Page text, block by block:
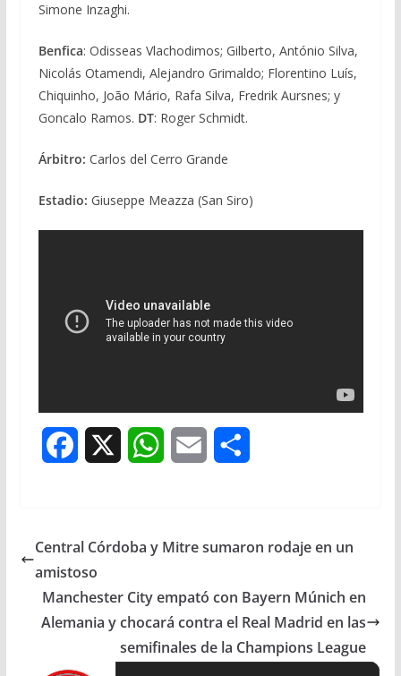
Simone Inzaghi.
Benfica: Odisseas Vlachodimos; Gilberto, António Silva,
Nicolás Otamendi, Alejandro Grimaldo; Florentino Luís,
Chiquinho, João Mário, Rafa Silva, Fredrik Aursnes; y
Goncalo Ramos. DT: Roger Schmidt.
Árbitro: Carlos del Cerro Grande
Estadio: Giuseppe Meazza (San Siro)
e
b
o
W
t
A
p
i
l
r
e
Central Córdoba y Mitre sumaron rodaje en un
amistoso
Manchester City empató con Bayern Múnich en
Alemania y chocará contra el Real Madrid en las
semifinales de la Champions League